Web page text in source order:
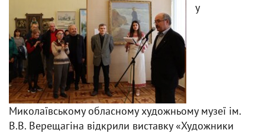
у
Миколаївському обласному художньому музеї ім.
В.В. Верещагіна відкрили виставку «Художники